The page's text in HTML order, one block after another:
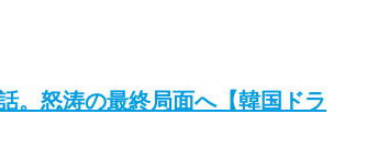
。怒涛の最終局面へ【韓国ドラ